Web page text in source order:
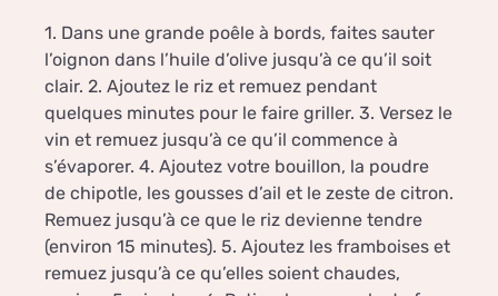
1. Dans une grande poêle à bords, faites sauter
l’oignon dans l’huile d’olive jusqu’à ce qu’il soit
clair. 2. Ajoutez le riz et remuez pendant
quelques minutes pour le faire griller. 3. Versez le
vin et remuez jusqu’à ce qu’il commence à
s’évaporer. 4. Ajoutez votre bouillon, la poudre
de chipotle, les gousses d’ail et le zeste de citron.
Remuez jusqu’à ce que le riz devienne tendre
(environ 15 minutes). 5. Ajoutez les framboises et
remuez jusqu’à ce qu’elles soient chaudes,